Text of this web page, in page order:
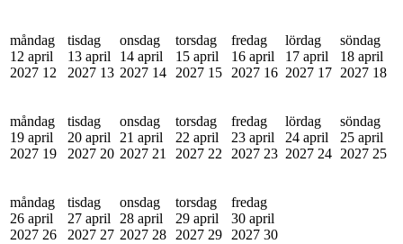
måndag
12 april
2027 12
tisdag
13 april
2027 13
onsdag
14 april
2027 14
torsdag
15 april
2027 15
fredag
16 april
2027 16
lördag
17 april
2027 17
söndag
18 april
2027 18
måndag
19 april
2027 19
tisdag
20 april
2027 20
onsdag
21 april
2027 21
torsdag
22 april
2027 22
fredag
23 april
2027 23
lördag
24 april
2027 24
söndag
25 april
2027 25
måndag
26 april
2027 26
tisdag
27 april
2027 27
onsdag
28 april
2027 28
torsdag
29 april
2027 29
fredag
30 april
2027 30